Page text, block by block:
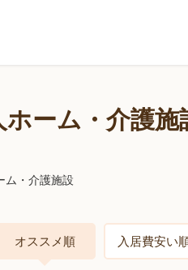
ホーム・介護施
ム・介護施設
オススメ順 入居費安い